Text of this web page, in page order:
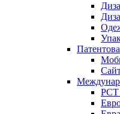
PCT